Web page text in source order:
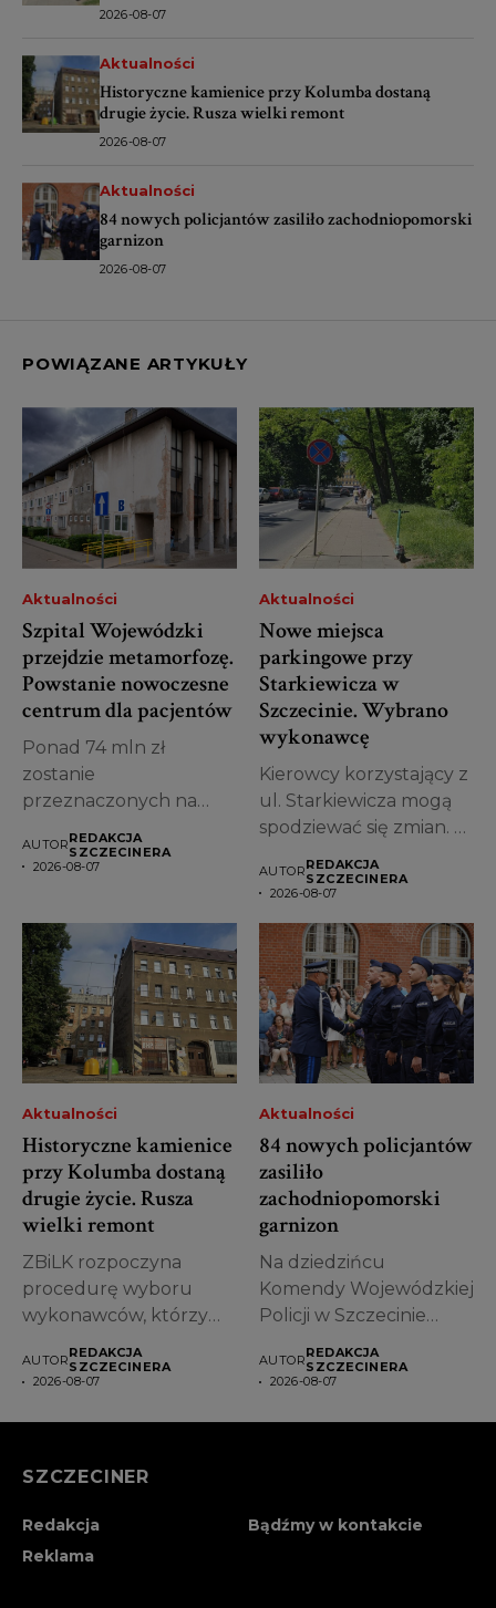
2026-08-07
Aktualności
Historyczne kamienice przy Kolumba dostaną
drugie życie. Rusza wielki remont
2026-08-07
Aktualności
84 nowych policjantów zasiliło zachodniopomorski
garnizon
2026-08-07
POWIĄZANE ARTYKUŁY
Aktualności
Szpital Wojewódzki
przejdzie metamorfozę.
Powstanie nowoczesne
centrum dla pacjentów
Ponad 74 mln zł
zostanie
przeznaczonych na
najstarszych obiektów...
AUTORREDAKCJA
SZCZECINERA
2026-08-07
Aktualności
Nowe miejsca
parkingowe przy
Starkiewicza w
Szczecinie. Wybrano
wykonawcę
Kierowcy korzystający z
ul. Starkiewicza mogą
spodziewać się zmian. W
AUTORREDAKCJA
SZCZECINERA
2026-08-07
Aktualności
Historyczne kamienice
przy Kolumba dostaną
drugie życie. Rusza
wielki remont
ZBiLK rozpoczyna
procedurę wyboru
wykonawców, którzy
modernizacją
AUTORREDAKCJA
SZCZECINERA
2026-08-07
Aktualności
84 nowych policjantów
zasiliło
zachodniopomorski
garnizon
Na dziedzińcu
Komendy Wojewódzkiej
Policji w Szczecinie
ślubowanie nowych...
AUTORREDAKCJA
SZCZECINERA
2026-08-07
SZCZECINER
Redakcja
Bądźmy w kontakcie
Reklama